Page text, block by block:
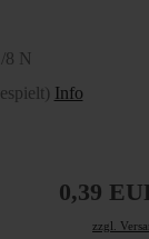
8 N
Info
0,39
zzgl.